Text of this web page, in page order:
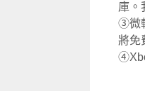
庫。
③微
將免